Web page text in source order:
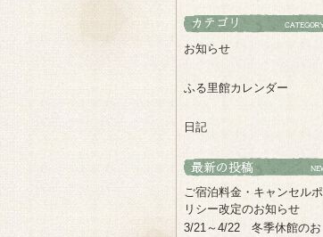
お知らせ
ふる里館カレンダー
日記
ご宿泊料金・キャンセルポ
リシー改定のお知らせ
3/21～4/22 冬季休館のお